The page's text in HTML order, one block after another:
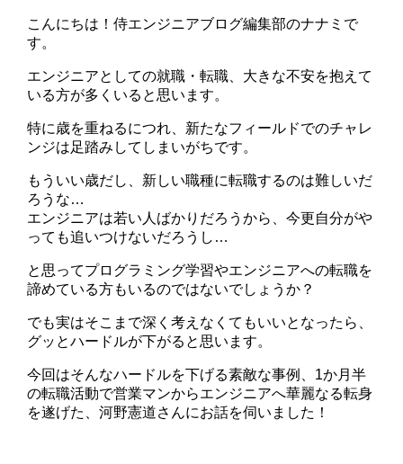
こんにちは！侍エンジニアブログ編集部のナナミで
す。
エンジニアとしての就職・転職、大きな不安を抱えて
いる方が多くいると思います。
特に歳を重ねるにつれ、新たなフィールドでのチャレ
ンジは足踏みしてしまいがちです。
もういい歳だし、新しい職種に転職するのは難しいだ
ろうな…
エンジニアは若い人ばかりだろうから、今更自分がや
っても追いつけないだろうし…
と思ってプログラミング学習やエンジニアへの転職を
諦めている方もいるのではないでしょうか？
でも実はそこまで深く考えなくてもいいとなったら、
グッとハードルが下がると思います。
今回はそんなハードルを下げる素敵な事例、1か月半
の転職活動で営業マンからエンジニアへ華麗なる転身
を遂げた、河野憲道さんにお話を伺いました！